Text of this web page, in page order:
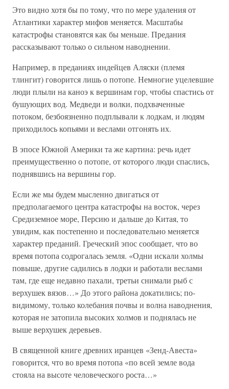
Это видно хотя бы по тому, что по мере удаления от
Атлантики характер мифов меняется. Масштабы
катастрофы становятся как бы меньше. Предания
рассказывают только о сильном наводнении.
Например, в преданиях индейцев Аляски (племя
тлингит) говорится лишь о потопе. Немногие уцелевшие
люди плыли на каноэ к вершинам гор, чтобы спастись от
бушующих вод. Медведи и волки, подхваченные
потоком, безбоязненно подплывали к лодкам, и людям
приходилось копьями и веслами отгонять их.
В эпосе Южной Америки та же картина: речь идет
преимущественно о потопе, от которого люди спаслись,
поднявшись на вершины гор.
Если же мы будем мысленно двигаться от
предполагаемого центра катастрофы на восток, через
Средиземное море, Персию и дальше до Китая, то
увидим, как постепенно и последовательно меняется
характер преданий. Греческий эпос сообщает, что во
время потопа содрогалась земля. «Одни искали холмы
повыше, другие садились в лодки и работали веслами
там, где еще недавно пахали, третьи снимали рыб с
верхушек вязов…» До этого района докатились; по-
видимому, только колебания почвы и волна наводнения,
которая не затопила высоких холмов и поднялась не
выше верхушек деревьев.
В священной книге древних иранцев «Зенд-Авеста»
говорится, что во время потопа «по всей земле вода
стояла на высоте человеческого роста…»